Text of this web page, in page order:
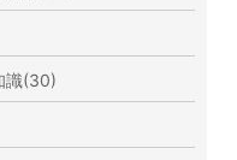
識(30)